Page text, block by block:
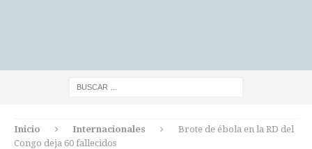
Inicio Internacionales
Brote de ébola en la RD del
Congo deja 60 fallecidos